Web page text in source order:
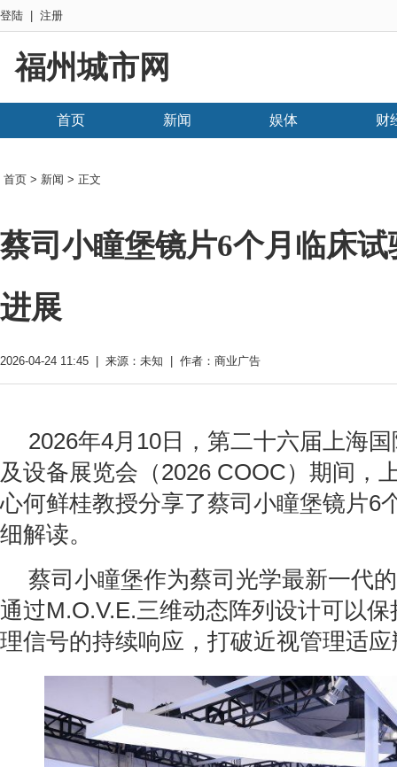
登陆 注册
福州城市网
首页 新闻 娱体 财
首页 > 新闻 > 正文
蔡司小瞳堡镜片6个月临床
进展
2026-04-24 11:45 | 来源：未知 | 作者：商业广告
2026年4月10日，第二十六届上海
及设备展览会（2026 COOC）期间，
心何鲜桂教授分享了蔡司小瞳堡镜片6
细解读。
蔡司小瞳堡作为蔡司光学最新一代
通过M.O.V.E.三维动态阵列设计可以
理信号的持续响应，打破近视管理适